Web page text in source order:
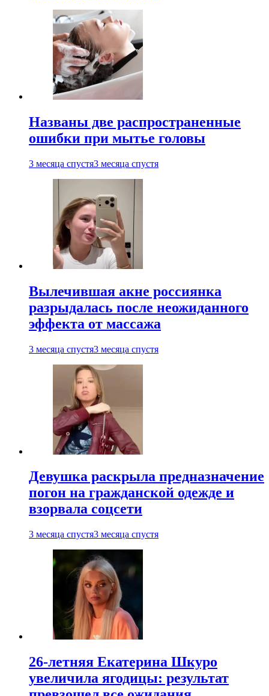
Названы две распространенные
ошибки при мытье головы
3 месяца спустя3 месяца спустя
Вылечившая акне россиянка
разрыдалась после неожиданного
эффекта от массажа
3 месяца спустя3 месяца спустя
Девушка раскрыла предназначение
погон на гражданской одежде и
взорвала соцсети
3 месяца спустя3 месяца спустя
26-летняя Екатерина Шкуро
увеличила ягодицы: результат